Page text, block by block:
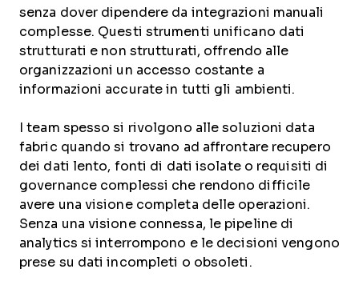
senza dover dipendere da integrazioni manuali
complesse. Questi strumenti unificano dati
strutturati e non strutturati, offrendo alle
organizzazioni un accesso costante a
informazioni accurate in tutti gli ambienti.
I team spesso si rivolgono alle soluzioni data
fabric quando si trovano ad affrontare recupero
dei dati lento, fonti di dati isolate o requisiti di
governance complessi che rendono difficile
avere una visione completa delle operazioni.
Senza una visione connessa, le pipeline di
analytics si interrompono e le decisioni vengono
prese su dati incompleti o obsoleti.